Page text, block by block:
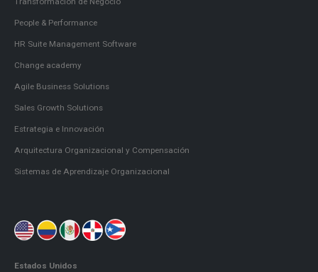
People & Performance
HR Suite Management Software
Change academy
Agile Business Solutions
Sales Growth Solutions
Estrategia e Innovación
Arquitectura Organizacional y Compensación
Sistemas de Aprendizaje Organizacional
Estados Unidos